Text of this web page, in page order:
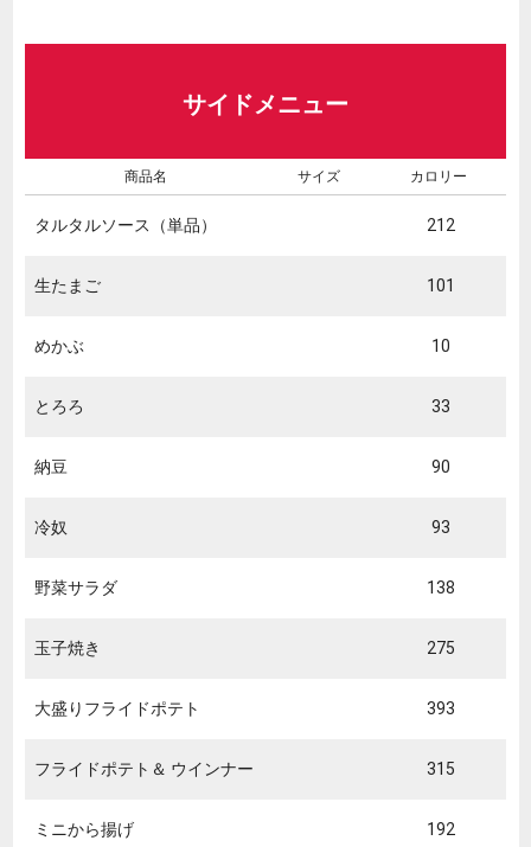
サイドメニュー
商品名 サイズ カロリー
タルタルソース（単品） 212
生たまご 101
めかぶ 10
とろろ 33
納豆 90
冷奴 93
野菜サラダ 138
玉子焼き 275
大盛りフライドポテト 393
フライドポテト＆ ウインナー 315
ミニから揚げ 192